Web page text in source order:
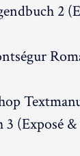
2
3 (Exposé